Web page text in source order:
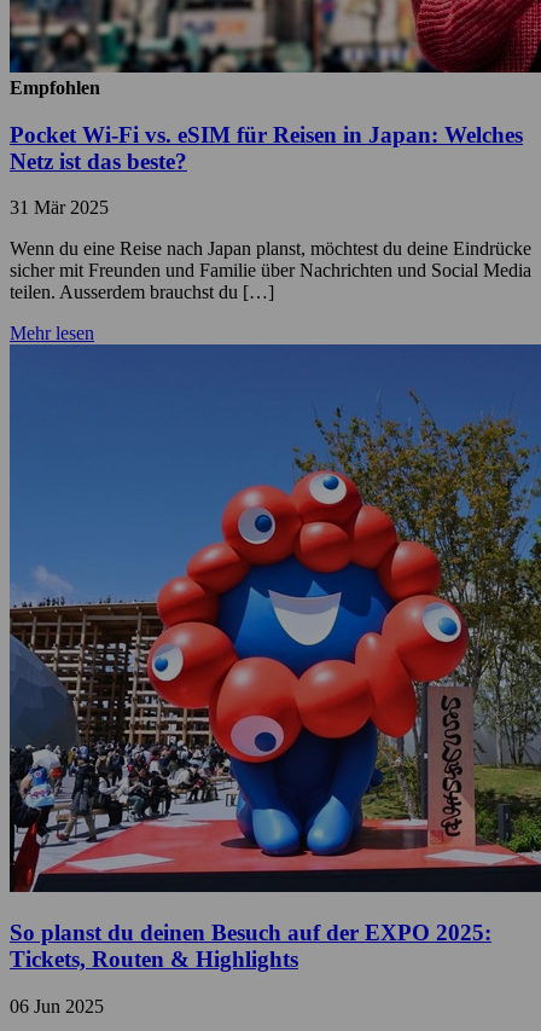
Empfohlen
Pocket Wi-Fi vs. eSIM für Reisen in Japan: Welches
Netz ist das beste?
31 Mär 2025
Wenn du eine Reise nach Japan planst, möchtest du deine Eindrücke
sicher mit Freunden und Familie über Nachrichten und Social Media
teilen. Ausserdem brauchst du […]
Mehr lesen
So planst du deinen Besuch auf der EXPO 2025:
Tickets, Routen & Highlights
06 Jun 2025